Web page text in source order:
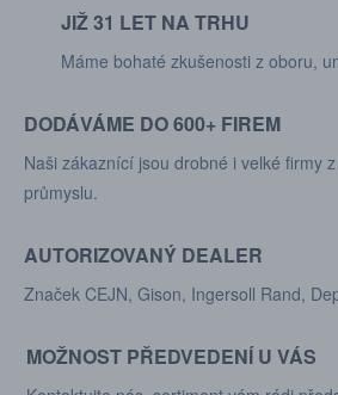
JIŽ 31 LET NA TRHU
Máme bohaté zkušenosti z oboru,
DODÁVÁME DO 600+ FIREM
Naši zákaznící jsou drobné i velké firmy
průmyslu.
AUTORIZOVANÝ DEALER
Značek CEJN, Gison, Ingersoll Rand,
MOŽNOST PŘEDVEDENÍ U VÁS